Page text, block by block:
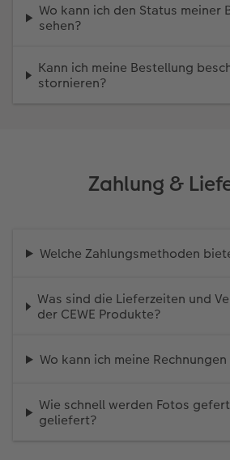
Wo kann ich den Status meiner
sehen?
Kann ich meine Bestellung
stornieren?
Zahlung &
Welche Zahlungsmethoden
Was sind die Lieferzeiten und
der CEWE Produkte?
Wo kann ich meine
Wie schnell werden Fotos
geliefert?